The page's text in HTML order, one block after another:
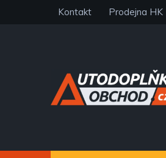
Kontakt Prodejna HK